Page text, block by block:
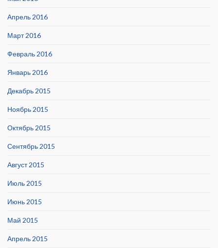
Апрель 2016
Март 2016
Февраль 2016
Январь 2016
Декабрь 2015
Ноябрь 2015
Октябрь 2015
Сентябрь 2015
Август 2015
Июль 2015
Июнь 2015
Май 2015
Апрель 2015